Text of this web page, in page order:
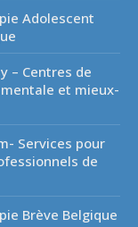
Adolescent
– Centres de
et mieux-
Services pour
de
Brève Belgique